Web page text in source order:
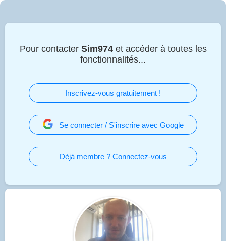
Pour contacter Sim974et accéder à toutes les
fonctionnalités...
Inscrivez-vous gratuitement !
Se connecter / S'inscrire avec Google
Déjà membre ? Connectez-vous